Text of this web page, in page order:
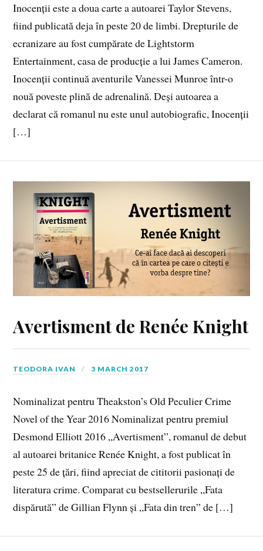
Inocenții este a doua carte a autoarei Taylor Stevens,
fiind publicată deja în peste 20 de limbi. Drepturile de
ecranizare au fost cumpărate de Lightstorm
Entertainment, casa de producție a lui James Cameron.
Inocenții continuă aventurile Vanessei Munroe într-o
nouă poveste plină de adrenalină. Deși autoarea a
declarat că romanul nu este unul autobiografic, Inocenții
[…]
Avertisment de Renée Knight
TEODORA IVAN 3 MARCH 2017
Nominalizat pentru Theakston’s Old Peculier Crime
Novel of the Year 2016 Nominalizat pentru premiul
Desmond Elliott 2016 „Avertisment”, romanul de debut
al autoarei britanice Renée Knight, a fost publicat în
peste 25 de țări, fiind apreciat de cititorii pasionați de
literatura crime. Comparat cu bestsellerurile „Fata
dispărută” de Gillian Flynn și „Fata din tren” de […]